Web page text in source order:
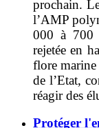
prochain.
l’AMP
000 à 700
rejetée en
flore marine
de l’Etat,
réagir des
Protéger